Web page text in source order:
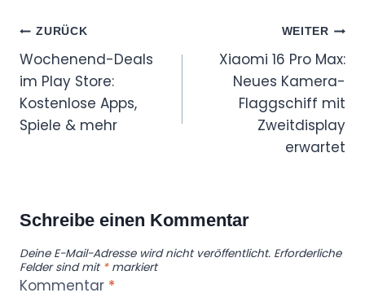
Beitragsnavigation
ZURÜCK
Wochenend-Deals
im Play Store:
Kostenlose Apps,
Spiele & mehr
WEITER
Xiaomi 16 Pro Max:
Neues Kamera-
Flaggschiff mit
Zweitdisplay
erwartet
Schreibe einen Kommentar
Deine E-Mail-Adresse wird nicht veröffentlicht. Erforderliche
Felder sind mit *markiert
Kommentar *